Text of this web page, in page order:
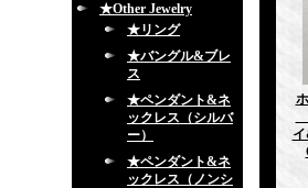
★Other Jewelry
★リング
★バングル&ブレ
ス
★ペンダント&ネ
ックレス（シルバ
ー）
★ペンダント&ネ
ックレス（ノンシ